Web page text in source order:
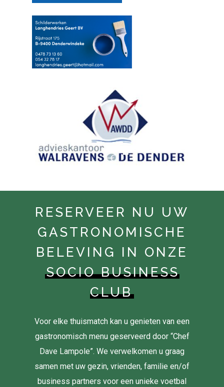
RESERVEER NU UW
GASTRONOMISCHE
BELEVING IN ONZE
SOCIO BUSINESS
CLUB
Voor elke thuismatch kan u genieten van een
gastronomisch menu geserveerd door “Chef
Dave Lampole”. We verwelkomen u graag
samen met uw gezin, vrienden, familie en/of
business partners voor een unieke voetbal